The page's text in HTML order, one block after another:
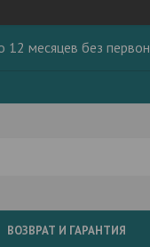
12 месяцев без
ВОЗВРАТ И ГАРАНТИЯ